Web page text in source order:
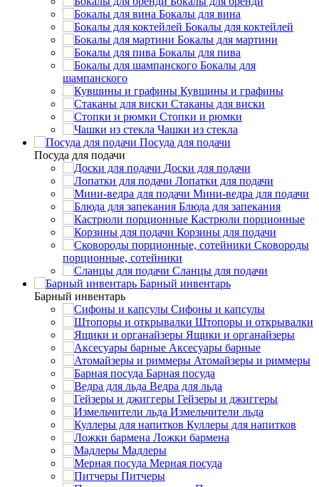
Бокалы для вина
Бокалы для коктейлей
Бокалы для мартини
Бокалы для пива
Бокалы для
шампанского
Кувшины и графины
Стаканы для виски
Стопки и рюмки
Чашки из стекла
Посуда для подачи
Посуда для подачи
Доски для подачи
Лопатки для подачи
Мини-ведра для подачи
Блюда для запекания
Кастрюли порционные
Корзины для подачи
Сковороды
порционные, сотейники
Сланцы для подачи
Барный инвентарь
Барный инвентарь
Сифоны и капсулы
Штопоры и открывалки
Ящики и органайзеры
Аксесуары барные
Атомайзеры и риммеры
Барная посуда
Ведра для льда
Гейзеры и джиггеры
Измельчители льда
Куллеры для напитков
Ложки бармена
Мадлеры
Мерная посуда
Питчеры